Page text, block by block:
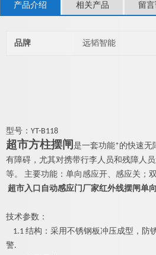
产品介绍 相关产品 留
品牌 远韬智能
型号 ： YT-B118
超市方柱摆闸 是一套功能*的快速无
有障碍，尤其对携带行李人员和残障人
等。
主要功能：单向感应开、感应关；
超市入口自动感应门厂家红外线摆闸单
技术参数：
1.1 结构：采用不锈钢板冲压成型，防
警.